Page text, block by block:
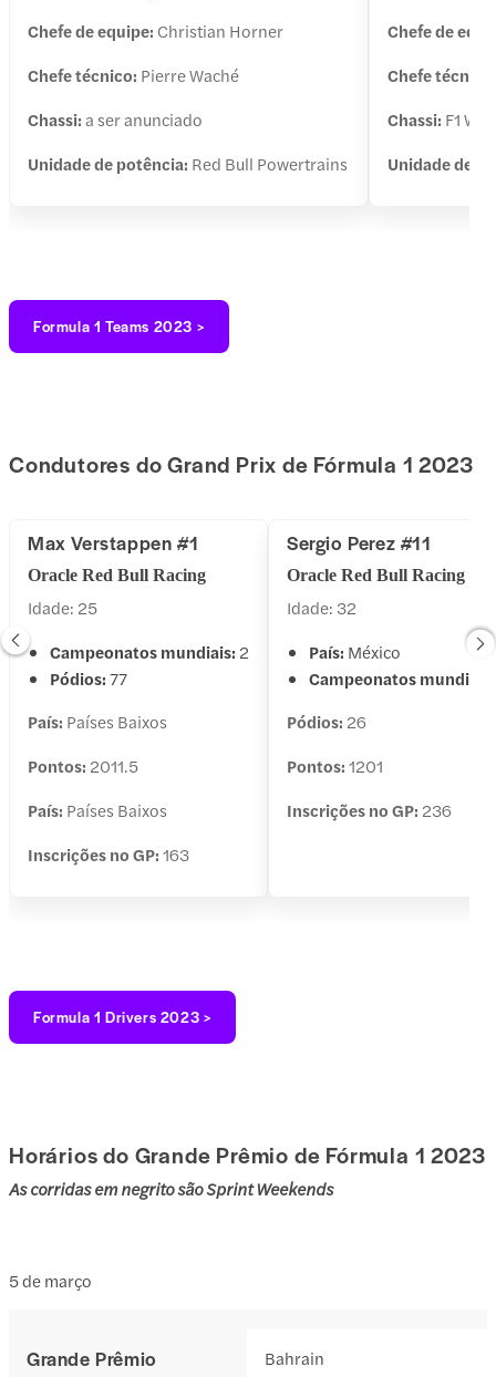
Chefe de equipe: Christian Horner
Chefe técnico: Pierre Waché
Chassi:a ser anunciado
Unidade de potência: Red Bull Powertrains
Chefe de
Chefe técnico:
Chassi: F1 W14
Unidade de
Formula 1 Teams 2023 >
Condutores do Grand Prix de Fórmula 1 2023
Max Verstappen #1
Oracle Red Bull Racing
Idade: 25
Campeonatos mundiais: 2
Pódios:77
País: Países Baixos
Pontos: 2011.5
País: Países Baixos
Inscrições no GP:163
Sergio Perez #11
Oracle Red Bull Racing
Idade: 32
País: México
Campeonatos
Pódios: 26
Pontos:1201
Inscrições no GP: 236
Formula 1 Drivers 2023 >
Horários do Grande Prêmio de Fórmula 1 2023
As corridas em negrito são Sprint Weekends
Grande Prêmio
5 de março
Bahrain